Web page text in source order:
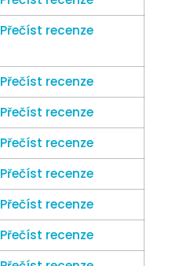
Přečíst recenze
Přečíst recenze
Přečíst recenze
Přečíst recenze
Přečíst recenze
Přečíst recenze
Přečíst recenze